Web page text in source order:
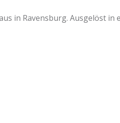
in Ravensburg. Ausgelöst